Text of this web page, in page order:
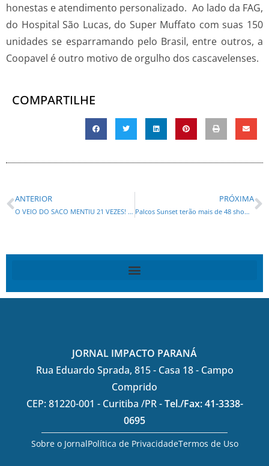
honestas e atendimento personalizado. Ao lado da FAG,
do Hospital São Lucas, do Super Muffato com suas 150
unidades se esparramando pelo Brasil, entre outros, a
Coopavel é outro motivo de orgulho dos cascavelenses.
COMPARTILHE
ANTERIOR
O VEIO DO SACO MENTIU 21 VEZES! APÓS PROMETER ACOLHEITA PARA 2024, LULA ENROLA E JOGA PARA 2025!
PRÓXIMA
Palcos Sunset terão mais de 48 shows gratuitos de artistas paranaenses: confira lista
JORNAL IMPACTO PARANÁ
Rua Eduardo Sprada, 815 - Casa 18 - Campo
Comprido
CEP: 81220-001 - Curitiba /PR -Tel./Fax: 41-3338-
0695
Sobre o JornalPolítica de PrivacidadeTermos de Uso